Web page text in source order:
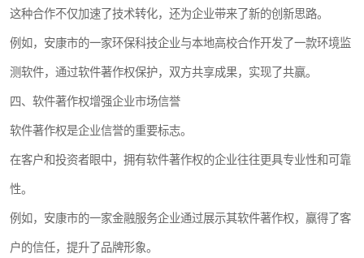
这种合作不仅加速了技术转化，还为企业带来了新的创新思路。
例如，安康市的一家环保科技企业与本地高校合作开发了一款环境监
测软件，通过软件著作权保护，双方共享成果，实现了共赢。
四、软件著作权增强企业市场信誉
软件著作权是企业信誉的重要标志。
在客户和投资者眼中，拥有软件著作权的企业往往更具专业性和可靠
性。
例如，安康市的一家金融服务企业通过展示其软件著作权，赢得了客
户的信任，提升了品牌形象。